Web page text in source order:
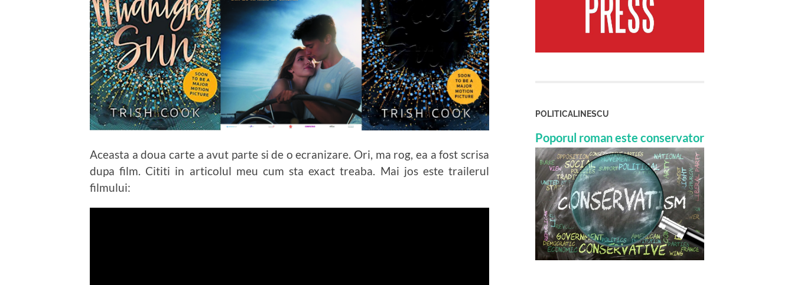
Aceasta a doua carte a avut parte si de o ecranizare. Ori, ma rog, ea a fost scrisa
dupa film. Cititi in articolul meu cum sta exact treaba. Mai jos este trailerul
filmului:
POLITICALINESCU
Poporul roman este conservator